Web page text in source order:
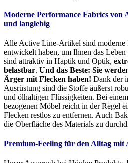
Moderne Performance Fabrics von
und langlebig
Alle Active Line-Artikel sind moderne
entwickelt haben, um Ihnen das
sind attraktiv in Haptik und Optik,
belastbar. Und das Beste: Sie
Ärger mit Flecken haben! Dank der
Ausrüstung sind die Stoffe äußerst
und ölhaltigen Flüssigkeiten. Bei
bezogenen Möbel reicht in der Regel
Flecken restlos zu entfernen. Auch
die Oberfläche des Materials zu
Premium-Feeling für den Alltag mit